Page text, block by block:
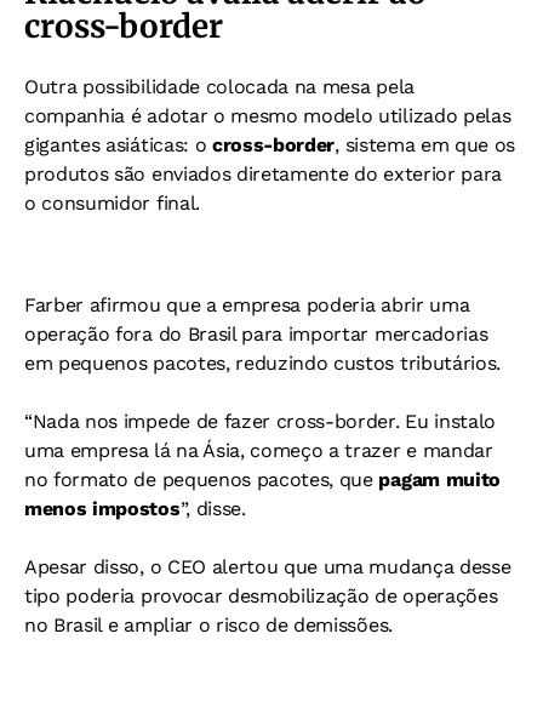
cross-border
Outra possibilidade colocada na mesa pela
companhia é adotar o mesmo modelo utilizado pelas
gigantes asiáticas: o cross-border, sistema em que os
produtos são enviados diretamente do exterior para
o consumidor final.
Farber afirmou que a empresa poderia abrir uma
operação fora do Brasil para importar mercadorias
em pequenos pacotes, reduzindo custos tributários.
“Nada nos impede de fazer cross-border. Eu instalo
uma empresa lá na Ásia, começo a trazer e mandar
no formato de pequenos pacotes, quepagam muito
menos impostos”, disse.
Apesar disso, o CEO alertou que uma mudança desse
tipo poderia provocar desmobilização de operações
no Brasil e ampliar o risco de demissões.